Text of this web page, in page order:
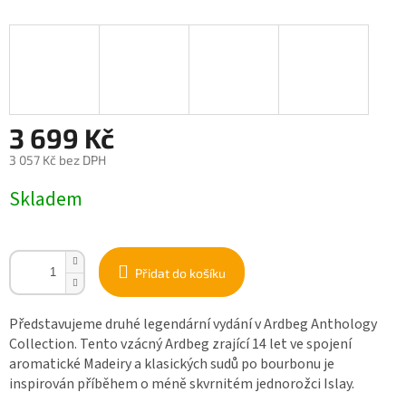
3 699 Kč
3 057 Kč bez DPH
cena:
Skladem
Přidat do košíku
Představujeme druhé legendární vydání v Ardbeg Anthology
Collection. Tento vzácný Ardbeg zrající 14 let ve spojení
aromatické Madeiry a klasických sudů po bourbonu je
inspirován příběhem o méně skvrnitém jednorožci Islay.